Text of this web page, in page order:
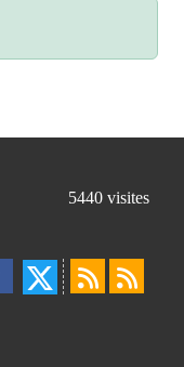
5440 visites